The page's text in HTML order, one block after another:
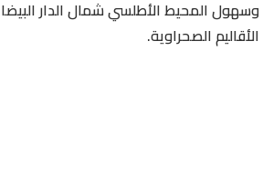
وسهول المحيط الأطلسي شمال الدار
الأقاليم الصحراوية.